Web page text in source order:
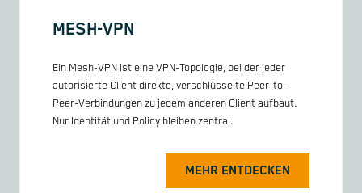
MESH-VPN
Ein Mesh-VPN ist eine VPN-Topologie, bei der jeder
autorisierte Client direkte, verschlüsselte Peer-to-
Peer-Verbindungen zu jedem anderen Client aufbaut.
Nur Identität und Policy bleiben zentral.
MEHR ENTDECKEN